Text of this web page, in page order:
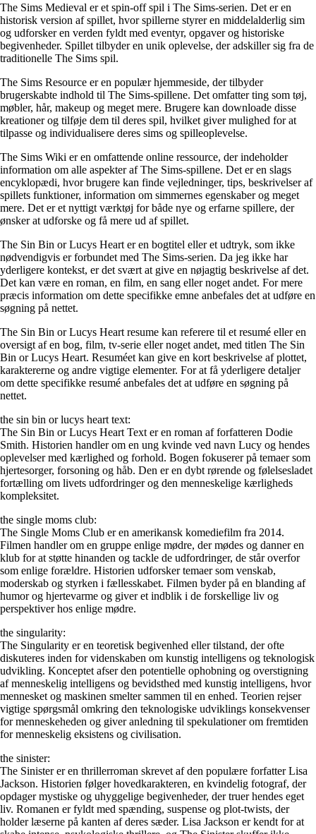
The Sims Medieval er et spin-off spil i The Sims-serien. Det er en
historisk version af spillet, hvor spillerne styrer en middelalderlig sim
og udforsker en verden fyldt med eventyr, opgaver og historiske
begivenheder. Spillet tilbyder en unik oplevelse, der adskiller sig fra de
traditionelle The Sims spil.
The Sims Resource er en populær hjemmeside, der tilbyder
brugerskabte indhold til The Sims-spillene. Det omfatter ting som tøj,
møbler, hår, makeup og meget mere. Brugere kan downloade disse
kreationer og tilføje dem til deres spil, hvilket giver mulighed for at
tilpasse og individualisere deres sims og spilleoplevelse.
The Sims Wiki er en omfattende online ressource, der indeholder
information om alle aspekter af The Sims-spillene. Det er en slags
encyklopædi, hvor brugere kan finde vejledninger, tips, beskrivelser af
spillets funktioner, information om simmernes egenskaber og meget
mere. Det er et nyttigt værktøj for både nye og erfarne spillere, der
ønsker at udforske og få mere ud af spillet.
The Sin Bin or Lucys Heart er en bogtitel eller et udtryk, som ikke
nødvendigvis er forbundet med The Sims-serien. Da jeg ikke har
yderligere kontekst, er det svært at give en nøjagtig beskrivelse af det.
Det kan være en roman, en film, en sang eller noget andet. For mere
præcis information om dette specifikke emne anbefales det at udføre en
søgning på nettet.
The Sin Bin or Lucys Heart resume kan referere til et resumé eller en
oversigt af en bog, film, tv-serie eller noget andet, med titlen The Sin
Bin or Lucys Heart. Resuméet kan give en kort beskrivelse af plottet,
karaktererne og andre vigtige elementer. For at få yderligere detaljer
om dette specifikke resumé anbefales det at udføre en søgning på
nettet.
the sin bin or lucys heart text:
The Sin Bin or Lucys Heart Text er en roman af forfatteren Dodie
Smith. Historien handler om en ung kvinde ved navn Lucy og hendes
oplevelser med kærlighed og forhold. Bogen fokuserer på temaer som
hjertesorger, forsoning og håb. Den er en dybt rørende og følelsesladet
fortælling om livets udfordringer og den menneskelige kærligheds
kompleksitet.
the single moms club:
The Single Moms Club er en amerikansk komediefilm fra 2014.
Filmen handler om en gruppe enlige mødre, der mødes og danner en
klub for at støtte hinanden og tackle de udfordringer, de står overfor
som enlige forældre. Historien udforsker temaer som venskab,
moderskab og styrken i fællesskabet. Filmen byder på en blanding af
humor og hjertevarme og giver et indblik i de forskellige liv og
perspektiver hos enlige mødre.
the singularity:
The Singularity er en teoretisk begivenhed eller tilstand, der ofte
diskuteres inden for videnskaben om kunstig intelligens og teknologisk
udvikling. Konceptet afser den potentielle ophobning og overstigning
af menneskelig intelligens og bevidsthed med kunstig intelligens, hvor
mennesket og maskinen smelter sammen til en enhed. Teorien rejser
vigtige spørgsmål omkring den teknologiske udviklings konsekvenser
for menneskeheden og giver anledning til spekulationer om fremtiden
for menneskelig eksistens og civilisation.
the sinister:
The Sinister er en thrillerroman skrevet af den populære forfatter Lisa
Jackson. Historien følger hovedkarakteren, en kvindelig fotograf, der
opdager mystiske og uhyggelige begivenheder, der truer hendes eget
liv. Romanen er fyldt med spænding, suspense og plot-twists, der
holder læserne på kanten af deres sæder. Lisa Jackson er kendt for at